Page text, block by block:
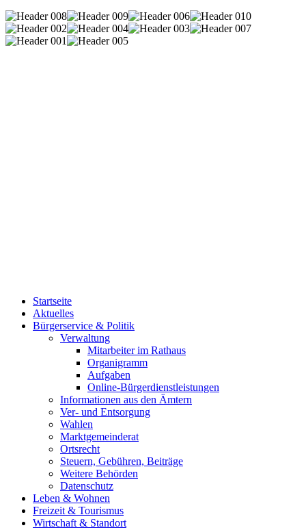
Startseite
Aktuelles
Bürgerservice & Politik
Verwaltung
Mitarbeiter im Rathaus
Organigramm
Aufgaben
Online-Bürgerdienstleistungen
Informationen aus den Ämtern
Ver- und Entsorgung
Wahlen
Marktgemeinderat
Ortsrecht
Steuern, Gebühren, Beiträge
Weitere Behörden
Datenschutz
Leben & Wohnen
Freizeit & Tourismus
Wirtschaft & Standort